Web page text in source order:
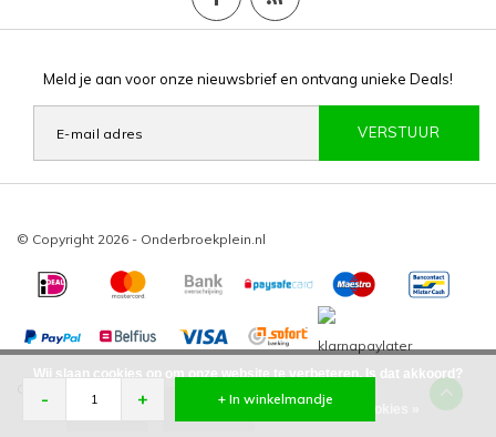
- + + In winkelmandje
Meld je aan voor onze nieuwsbrief en ontvang unieke Deals!
VERSTUUR
© Copyright 2026 - Onderbroekplein.nl
Wij slaan cookies op om onze website te verbeteren. Is dat akkoord?
Meer over cookies »